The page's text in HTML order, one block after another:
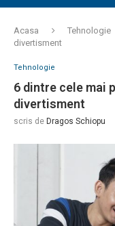
Acasa Tehnologie
divertisment
Tehnologie
6 dintre cele mai
divertisment
scris de Dragos Schiopu